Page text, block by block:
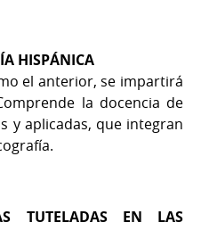
HISPÁNICA
el anterior, se impartirá
la docencia de
y aplicadas, que integran
TUTELADAS EN LAS